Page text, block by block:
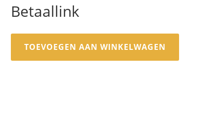
Betaallink
TOEVOEGEN AAN WINKELWAGEN